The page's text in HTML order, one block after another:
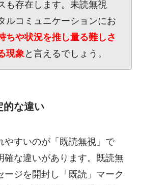
も存在します。未読無視
ルコミュニケーションにお
ちや状況を推し量る難しさ
現象 と言えるでしょう。
的な違い
やすいのが「既読無視」で
確な違いがあります。既読無
ージを開封し「既読」マーク